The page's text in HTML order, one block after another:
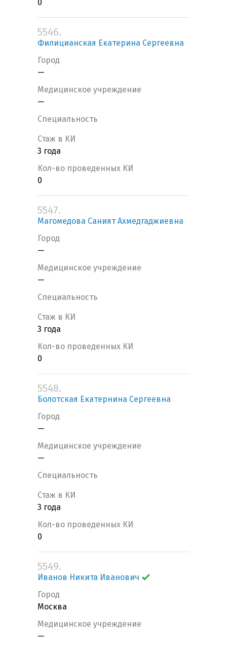
0
5546.
Филицианская Екатерина Сергеевна
Город
—
Медицинское учреждение
—
Специальность
Стаж в КИ
3 года
Кол-во проведенных КИ
0
5547.
Магомедова Саният Ахмедгаджиевна
Город
—
Медицинское учреждение
—
Специальность
Стаж в КИ
3 года
Кол-во проведенных КИ
0
5548.
Болотская Екатернина Сергеевна
Город
—
Медицинское учреждение
—
Специальность
Стаж в КИ
3 года
Кол-во проведенных КИ
0
5549.
Иванов Никита Иванович
Город
Москва
Медицинское учреждение
—